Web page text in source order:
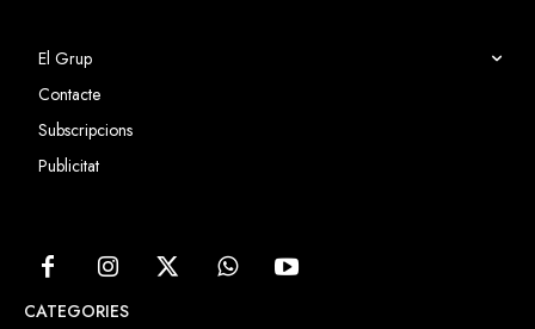
El Grup
Contacte
Subscripcions
Publicitat
CATEGORIES